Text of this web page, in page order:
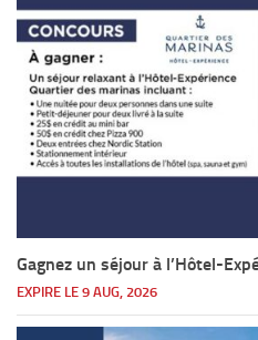
Gagnez un séjour à l’Hôtel-
EXPIRE LE 9 AUG, 2026